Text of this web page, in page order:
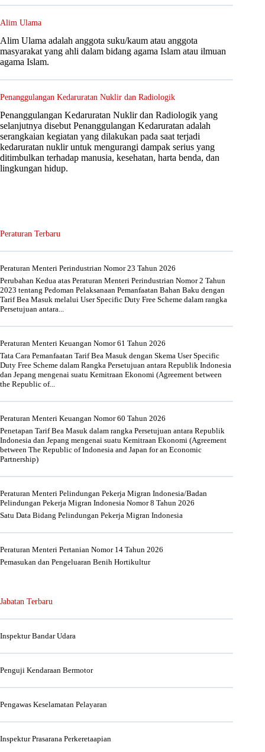
Alim Ulama
Alim Ulama adalah anggota suku/kaum atau anggota
masyarakat yang ahli dalam bidang agama Islam atau ilmuan
agama Islam.
Penanggulangan Kedaruratan Nuklir dan Radiologik
Penanggulangan Kedaruratan Nuklir dan Radiologik yang
selanjutnya disebut Penanggulangan Kedaruratan adalah
serangkaian kegiatan yang dilakukan pada saat terjadi
kedaruratan nuklir untuk mengurangi dampak serius yang
ditimbulkan terhadap manusia, kesehatan, harta benda, dan
lingkungan hidup.
Peraturan Terbaru
Peraturan Menteri Perindustrian Nomor 23 Tahun 2026
Perubahan Kedua atas Peraturan Menteri Perindustrian Nomor 2 Tahun
2023 tentang Pedoman Pelaksanaan Pemanfaatan Bahan Baku dengan
Tarif Bea Masuk melalui User Specific Duty Free Scheme dalam rangka
Persetujuan antara...
Peraturan Menteri Keuangan Nomor 61 Tahun 2026
Tata Cara Pemanfaatan Tarif Bea Masuk dengan Skema User Specific
Duty Free Scheme dalam Rangka Persetujuan antara Republik Indonesia
dan Jepang mengenai suatu Kemitraan Ekonomi (Agreement between
the Republic of...
Peraturan Menteri Keuangan Nomor 60 Tahun 2026
Penetapan Tarif Bea Masuk dalam rangka Persetujuan antara Republik
Indonesia dan Jepang mengenai suatu Kemitraan Ekonomi (Agreement
between The Republic of Indonesia and Japan for an Economic
Partnership)
Peraturan Menteri Pelindungan Pekerja Migran Indonesia/Badan
Pelindungan Pekerja Migran Indonesia Nomor 8 Tahun 2026
Satu Data Bidang Pelindungan Pekerja Migran Indonesia
Peraturan Menteri Pertanian Nomor 14 Tahun 2026
Pemasukan dan Pengeluaran Benih Hortikultur
Jabatan Terbaru
Inspektur Bandar Udara
Penguji Kendaraan Bermotor
Pengawas Keselamatan Pelayaran
Inspektur Prasarana Perkeretaapian